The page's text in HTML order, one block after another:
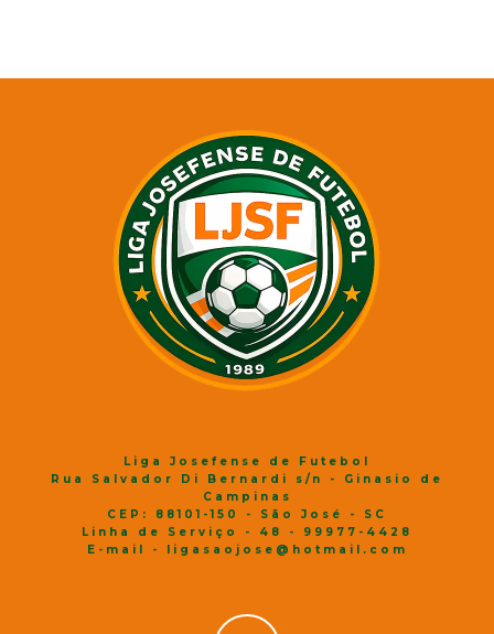
Liga Josefense de Futebol
Rua Salvador Di Bernardi s/n - Ginasio de
Campinas
CEP: 88101-150 - São José - SC
Linha de Serviço - 48 - 99977-4428
E-mail - ligasaojose@hotmail.com